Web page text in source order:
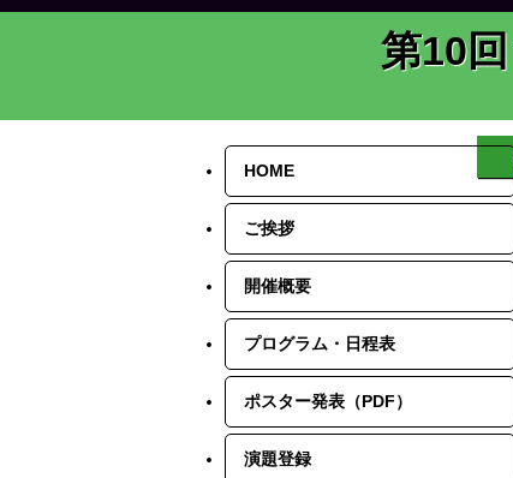
第10回
HOME
ご挨拶
開催概要
プログラム・日程表
ポスター発表（PDF）
演題登録